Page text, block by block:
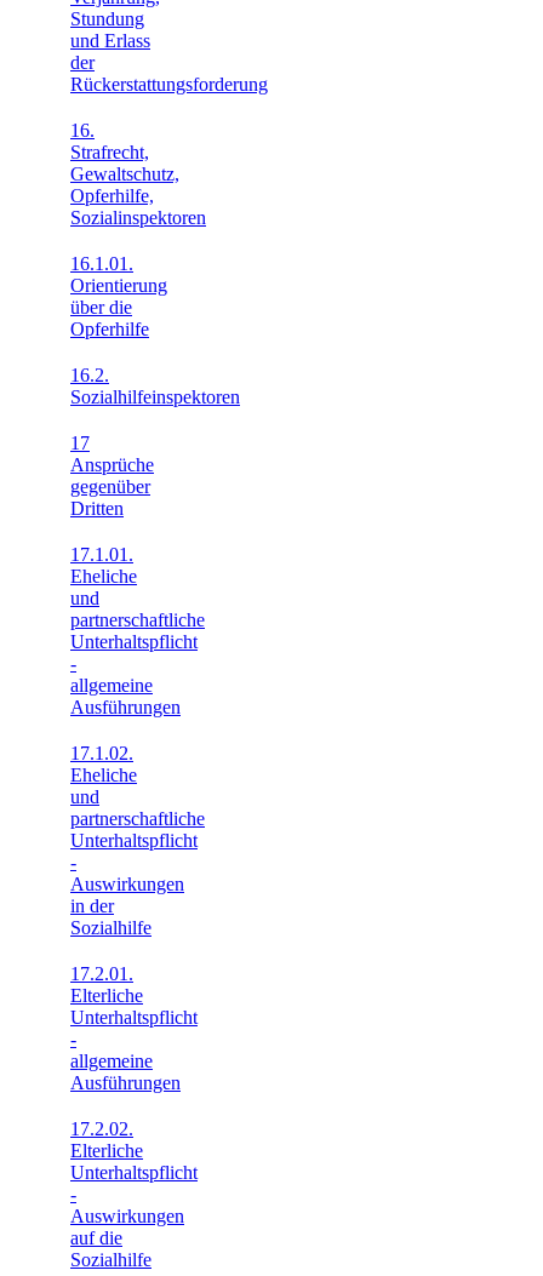
Stundung
und Erlass
der
Rückerstattungsforderung
16.
Strafrecht,
Gewaltschutz,
Opferhilfe,
Sozialinspektoren
16.1.01.
Orientierung
über die
Opferhilfe
16.2.
Sozialhilfeinspektoren
17
Ansprüche
gegenüber
Dritten
17.1.01.
Eheliche
und
partnerschaftliche
Unterhaltspflicht
-
allgemeine
Ausführungen
17.1.02.
Eheliche
und
partnerschaftliche
Unterhaltspflicht
-
Auswirkungen
in der
Sozialhilfe
17.2.01.
Elterliche
Unterhaltspflicht
-
allgemeine
Ausführungen
17.2.02.
Elterliche
Unterhaltspflicht
-
Auswirkungen
auf die
Sozialhilfe